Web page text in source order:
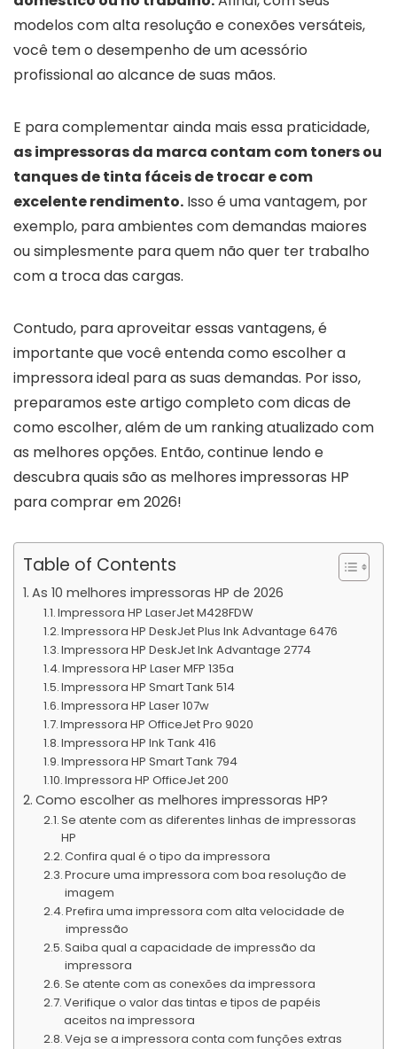
modelos com alta resolução e conexões versáteis,
você tem o desempenho de um acessório
profissional ao alcance de suas mãos.
E para complementar ainda mais essa praticidade,
as impressoras da marca contam com toners ou
tanques de tinta fáceis de trocar e com
excelente rendimento. Isso é uma vantagem, por
exemplo, para ambientes com demandas maiores
ou simplesmente para quem não quer ter trabalho
com a troca das cargas.
Contudo, para aproveitar essas vantagens, é
importante que você entenda como escolher a
impressora ideal para as suas demandas. Por isso,
preparamos este artigo completo com dicas de
como escolher, além de um ranking atualizado com
as melhores opções. Então, continue lendo e
descubra quais são as melhores impressoras HP
para comprar em 2026!
Table of Contents
As 10 melhores impressoras HP de 2026
Impressora HP LaserJet M428FDW
Impressora HP DeskJet Plus Ink Advantage 6476
Impressora HP DeskJet Ink Advantage 2774
Impressora HP Laser MFP 135a
Impressora HP Smart Tank 514
Impressora HP Laser 107w
Impressora HP OfficeJet Pro 9020
Impressora HP Ink Tank 416
Impressora HP Smart Tank 794
Impressora HP OfficeJet 200
Como escolher as melhores impressoras HP?
Se atente com as diferentes linhas de impressoras
HP
Confira qual é o tipo da impressora
Procure uma impressora com boa resolução de
imagem
Prefira uma impressora com alta velocidade de
impressão
Saiba qual a capacidade de impressão da
impressora
Se atente com as conexões da impressora
Verifique o valor das tintas e tipos de papéis
aceitos na impressora
Veja se a impressora conta com funções extras